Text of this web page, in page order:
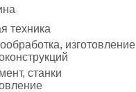
техника
изготовление
станки